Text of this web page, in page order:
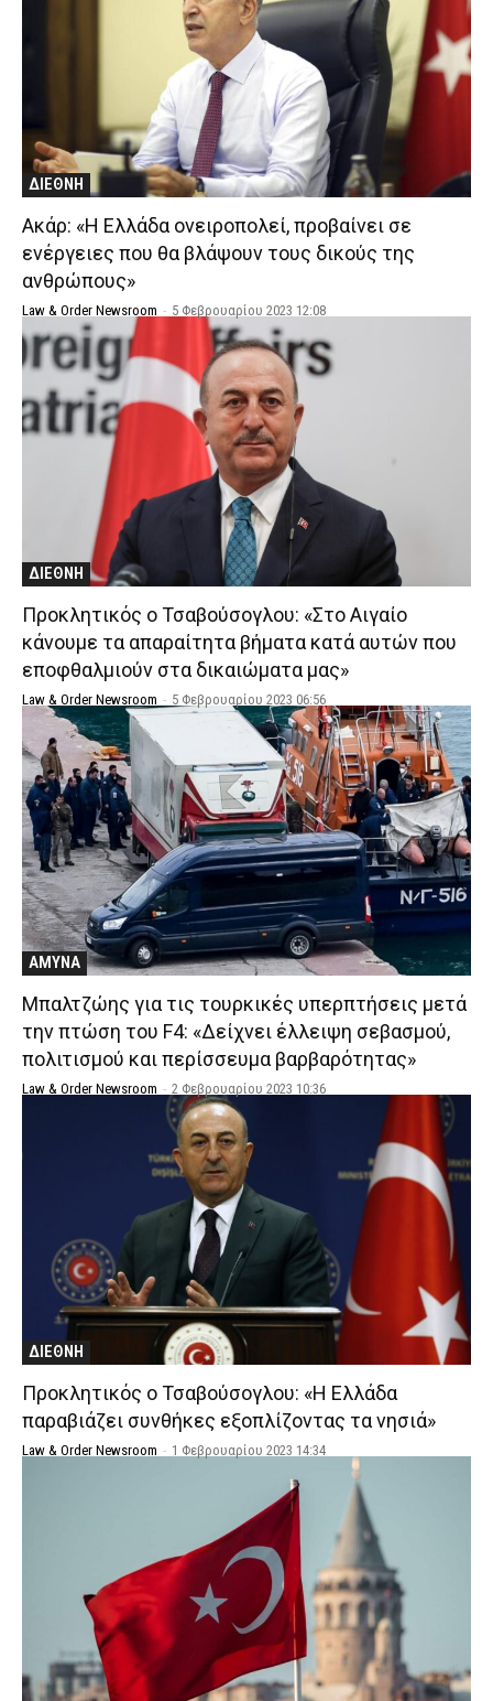
ΔΙΕΘΝΗ
Ακάρ: «Η Ελλάδα ονειροπολεί, προβαίνει σε
ενέργειες που θα βλάψουν τους δικούς της
ανθρώπους»
Law & Order Newsroom - 5 Φεβρουαρίου 2023 12:08
ΔΙΕΘΝΗ
Προκλητικός ο Τσαβούσογλου: «Στο Αιγαίο
κάνουμε τα απαραίτητα βήματα κατά αυτών που
εποφθαλμιούν στα δικαιώματα μας»
Law & Order Newsroom - 5 Φεβρουαρίου 2023 06:56
ΑΜΥΝΑ
Μπαλτζώης για τις τουρκικές υπερπτήσεις μετά
την πτώση του F4: «Δείχνει έλλειψη σεβασμού,
πολιτισμού και περίσσευμα βαρβαρότητας»
Law & Order Newsroom - 2 Φεβρουαρίου 2023 10:36
ΔΙΕΘΝΗ
Προκλητικός ο Τσαβούσογλου: «Η Ελλάδα
παραβιάζει συνθήκες εξοπλίζοντας τα νησιά»
Law & Order Newsroom - 1 Φεβρουαρίου 2023 14:34